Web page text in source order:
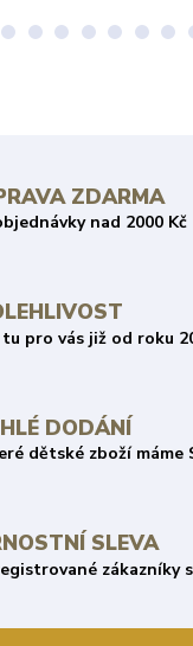
ZDARMA
nad 2000 Kč
tu pro vás již od roku
DODÁNÍ
dětské zboží máme
SLEVA
zákazníky